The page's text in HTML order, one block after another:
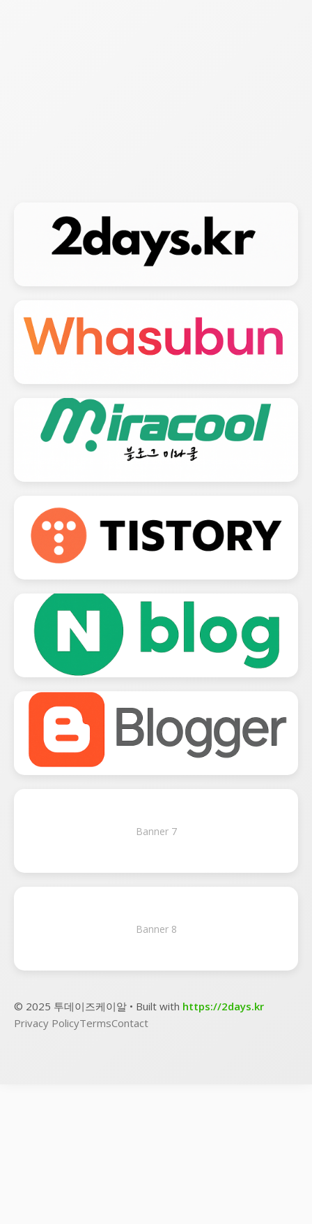
Banner 7
Banner 8
© 2025 투데이즈케이알 • Built with https://2days.kr
Privacy PolicyTermsContact